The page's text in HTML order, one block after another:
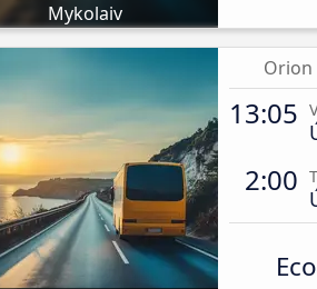
Mykolaiv
Orion
13:05
2:00